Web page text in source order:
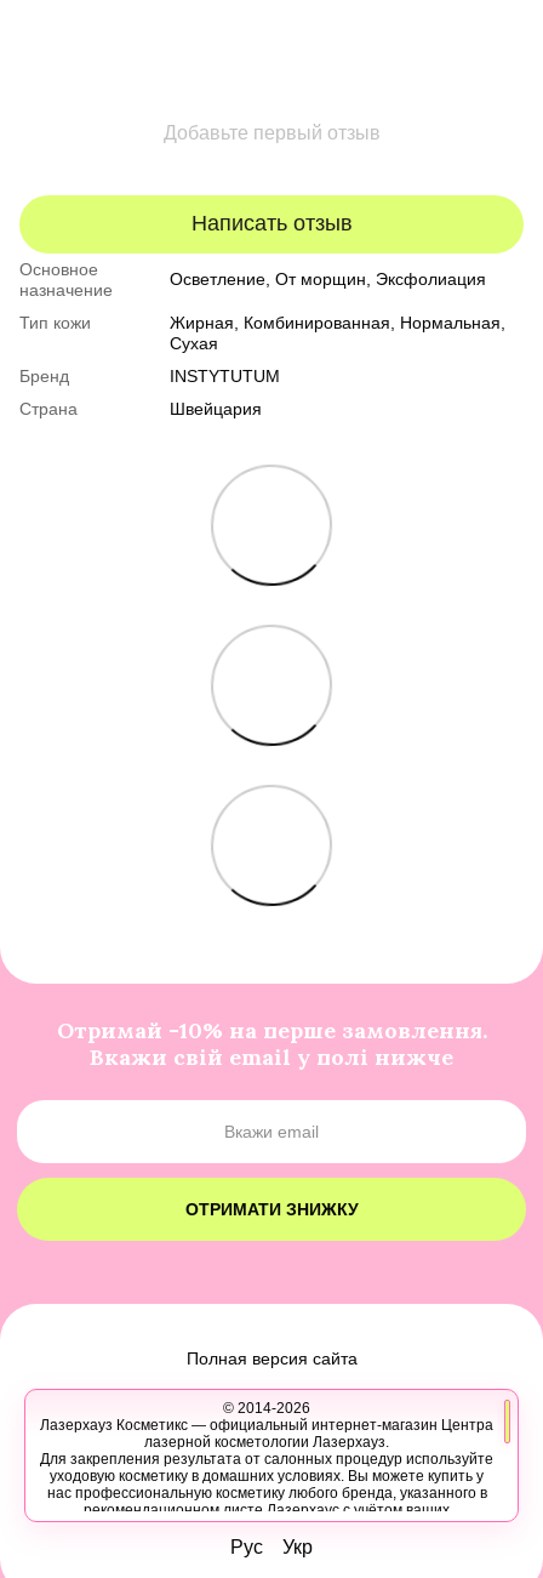
Добавьте первый отзыв
Написать отзыв
Основное
назначение
Осветление, От морщин, Эксфолиация
Тип кожи Жирная Комбинированная Нормальная
Сухая
Бренд
INSTYTUTUM
Страна
Швейцария
Отримай -10% на перше замовлення.
Вкажи свій email у полі нижче
ОТРИМАТИ ЗНИЖКУ
Полная версия сайта
© 2014-2026
Лазерхауз Косметикс — официальный интернет-магазин Центра
лазерной косметологии Лазерхауз.
Для закрепления результата от салонных процедур используйте
уходовую косметику в домашних условиях. Вы можете купить у
нас профессиональную косметику любого бренда, указанного в
рекомендационном листе Лазерхаус с учётом ваших
персональных скидок.
Вы также можете записаться на консультацию в Лазер Хауз к
косметологу, дерматологу, трихологу или другому эстетическому
Рус Укр